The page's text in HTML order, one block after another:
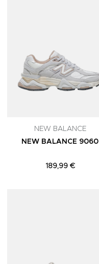
NEW BALANCE
NEW BALANCE 9060
189,99 €